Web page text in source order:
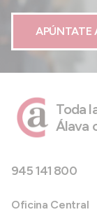
APÚNTATE
Toda
Álava
945 141 800
Oficina Central